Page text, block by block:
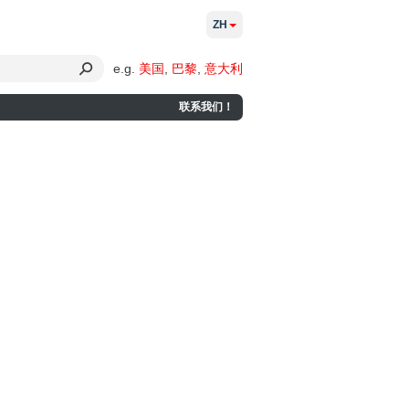
e.g. 美国 巴黎 意大利
联系我们！
ZH